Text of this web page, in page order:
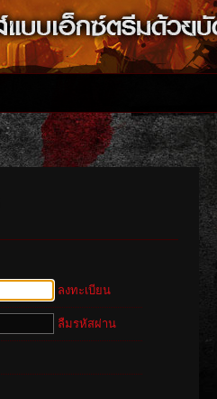
ลงทะเบียน
ลืมรหัสผ่าน